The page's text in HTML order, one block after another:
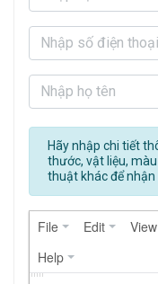
Hãy nhập chi tiết
thước, vật liệu,
thuật khác để nhận
File Edit View
Help